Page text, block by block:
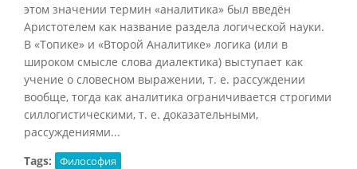
этом значении термин «аналитика» был введён
Аристотелем как название раздела логической науки.
В «Топике» и «Второй Аналитике» логика (или в
широком смысле слова диалектика) выступает как
учение о словесном выражении, т. е. рассуждении
вообще, тогда как аналитика ограничивается строгими
силлогистическими, т. е. доказательными,
рассуждениями...
Tags:
Философия